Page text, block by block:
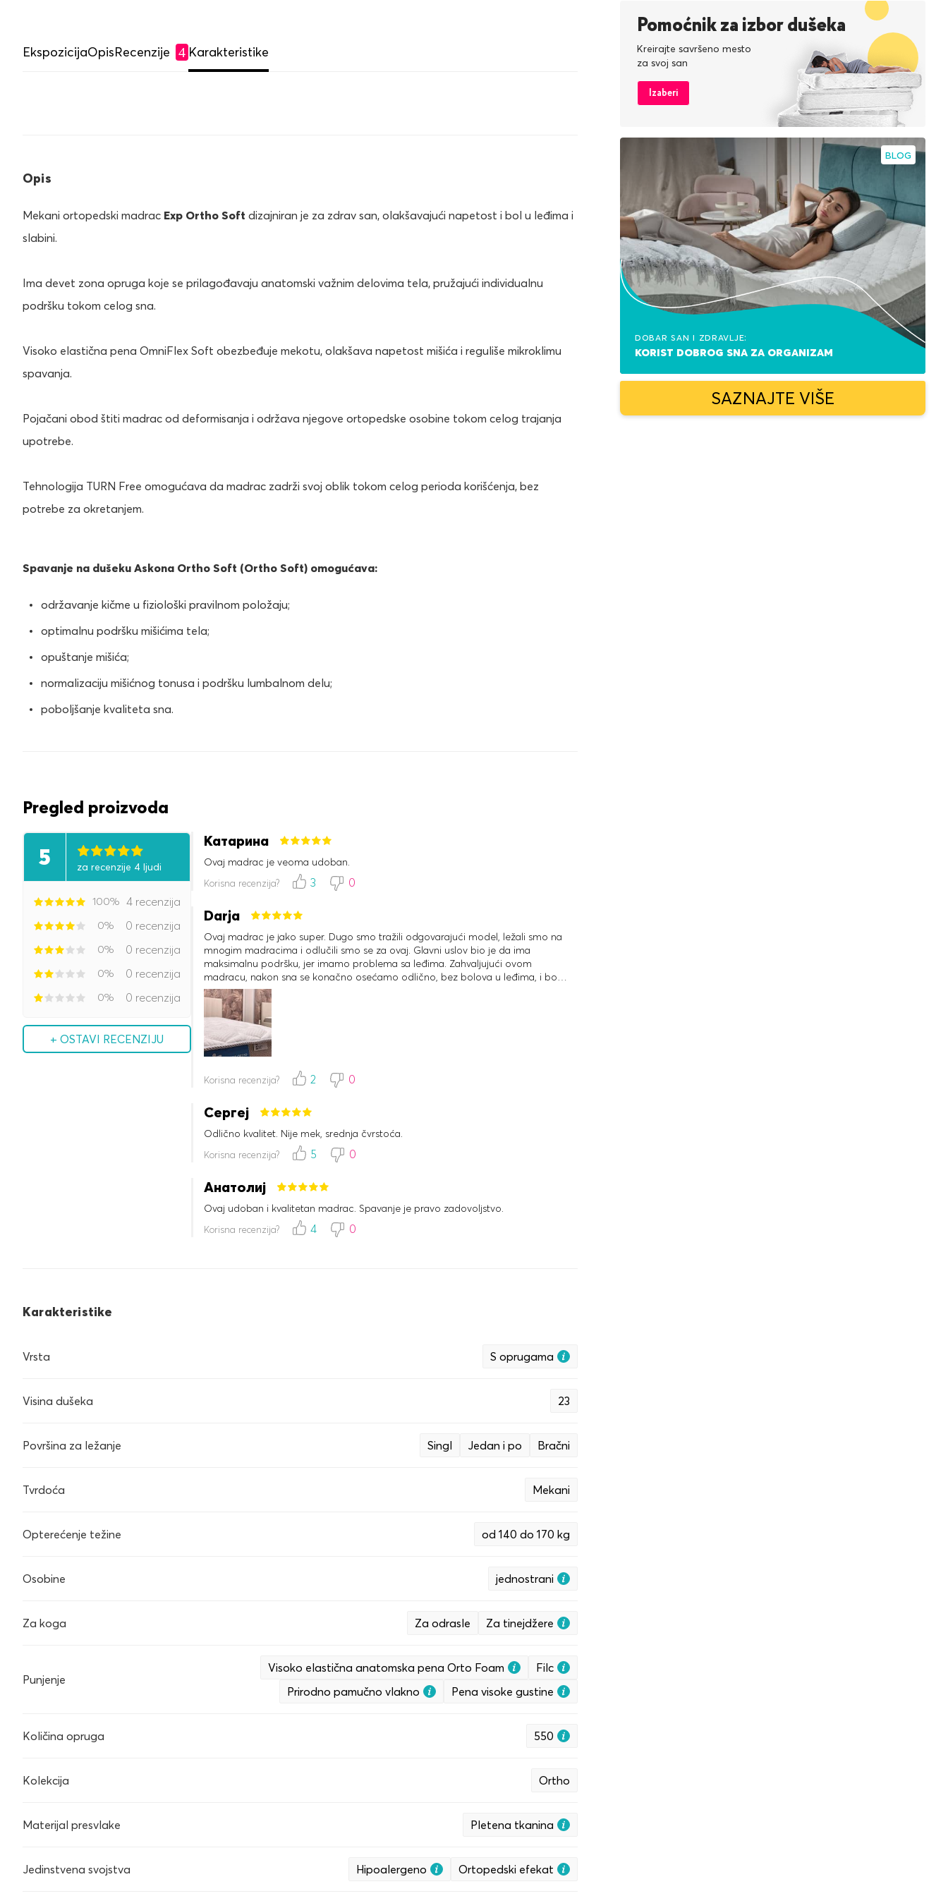
EkspozicijaOpisRecenzije 4 Karakteristike
Opis
Mekani ortopedski madrac Exp Ortho Soft dizajniran je za zdrav san, olakšavajući napetost i bol u leđima i
slabini.
Ima devet zona opruga koje se prilagođavaju anatomski važnim delovima tela, pružajući individualnu
podršku tokom celog sna.
Visoko elastična pena OmniFlex Soft obezbeđuje mekotu, olakšava napetost mišića i reguliše mikroklimu
spavanja.
Pojačani obod štiti madrac od deformisanja i održava njegove ortopedske osobine tokom celog trajanja
upotrebe.
Tehnologija TURN Free omogućava da madrac zadrži svoj oblik tokom celog perioda korišćenja, bez
potrebe za okretanjem.
Spavanje na dušeku Askona Ortho Soft (Ortho Soft) omogućava:
održavanje kičme u fiziološki pravilnom položaju;
optimalnu podršku mišićima tela;
opuštanje mišića;
normalizaciju mišićnog tonusa i podršku lumbalnom delu;
poboljšanje kvaliteta sna.
Pregled proizvoda
5 za recenzije 4 ljudi
100% 4 recenzija
0% 0 recenzija
0% 0 recenzija
0% 0 recenzija
0% 0 recenzija
+ OSTAVI RECENZIJU
Катарина
Ovaj madrac je veoma udoban.
Korisna recenzija? 3 0
Darja
Ovaj madrac je jako super. Dugo smo tražili odgovarajući model, ležali smo na
mnogim madracima i odlučili smo se za ovaj. Glavni uslov bio je da ima
maksimalnu podršku, jer imamo problema sa leđima. Zahvaljujući ovom
madracu, nakon sna se konačno osećamo odlično, bez bolova u leđima, i bolje
spavamo. Hvala puno konsultantima i za brzu dostavu.
Korisna recenzija? 2 0
Сергеј
Odlično kvalitet. Nije mek, srednja čvrstoća.
Korisna recenzija? 5 0
Анатолиј
Ovaj udoban i kvalitetan madrac. Spavanje je pravo zadovoljstvo.
Korisna recenzija? 4 0
Karakteristike
Vrsta S oprugama
Visina dušeka 23
Površina za ležanje Singl Jedan i po Bračni
Tvrdoća Mekani
Opterećenje težine od 140 do 170 kg
Osobine jednostrani
Za koga Za odrasle Za tinejdžere
Punjenje
Visoko elastična anatomska pena Orto Foam
Filc
Prirodno pamučno vlakno
Pena visoke gustine
Količina opruga 550
Kolekcija Ortho
Materijal presvlake Pletena tkanina
Jedinstvena svojstva Hipoalergeno Ortopedski efekat
Pomoćnik za izbor dušeka
Kreirajte savršeno mesto
za svoj san
Izaberi
BLOG
Dobar san i zdravlje:
korist dobrog sna za organizam
SAZNAJTE VIŠE